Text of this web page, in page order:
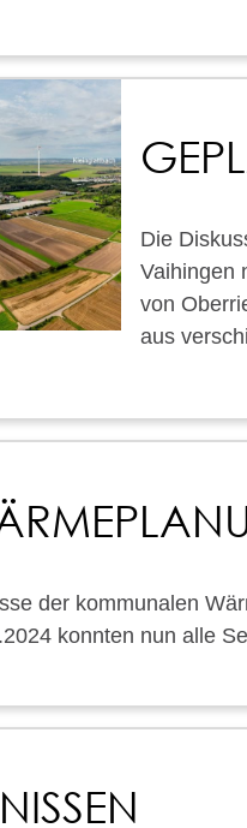
Die
Vaihingen
von
aus
der kommunalen
konnten nun alle